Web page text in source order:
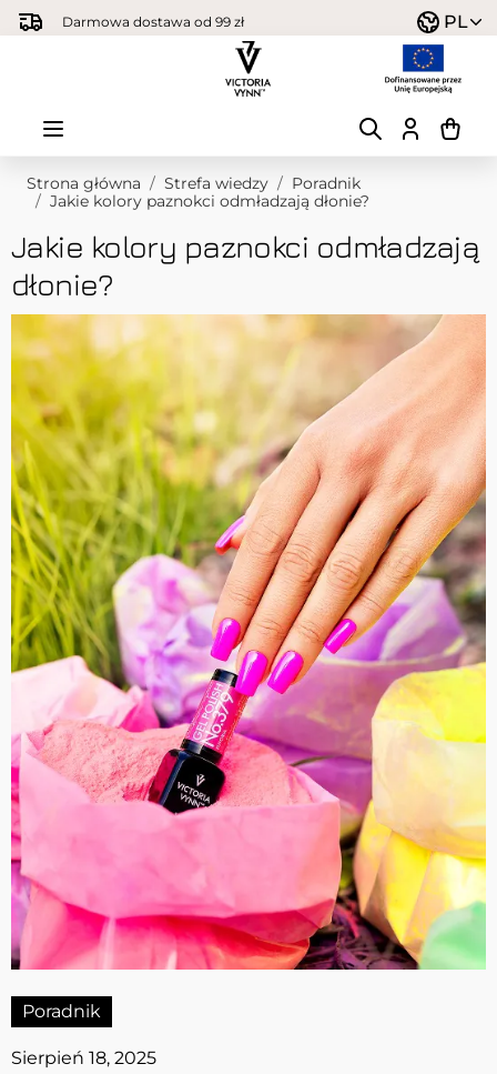
Przejdź do treści
Darmowa dostawa od 99 zł PL
Strona główna / Strefa wiedzy / Poradnik
/ Jakie kolory paznokci odmładzają dłonie?
Jakie kolory paznokci odmładzają
dłonie?
Poradnik
Sierpień 18, 2025